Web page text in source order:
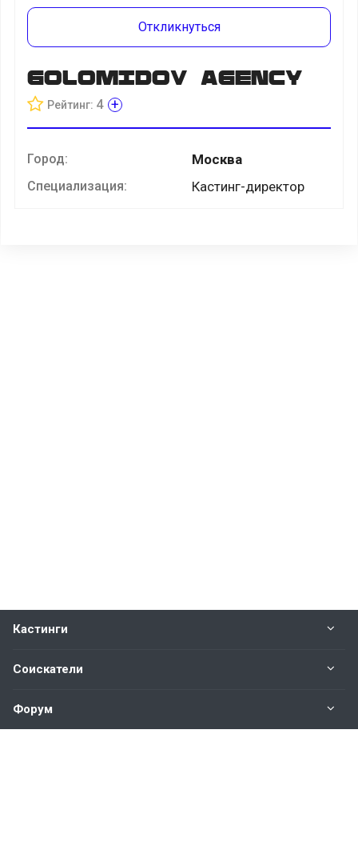
Откликнуться
Golomidov Agency
Рейтинг: 4 +
Город: Москва
Специализация: Кастинг-директор
Кастинги
Соискатели
Форум